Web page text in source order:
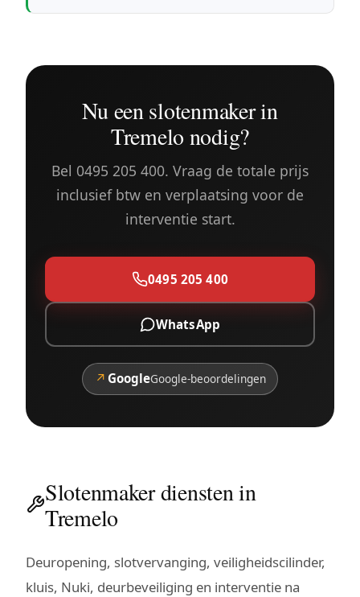
Nu een slotenmaker in
Tremelo nodig?
Bel 0495 205 400. Vraag de totale prijs
inclusief btw en verplaatsing voor de
interventie start.
0495 205 400
WhatsApp
↗ GoogleGoogle-beoordelingen
Slotenmaker diensten in
Tremelo
Deuropening, slotvervanging, veiligheidscilinder,
kluis, Nuki, deurbeveiliging en interventie na